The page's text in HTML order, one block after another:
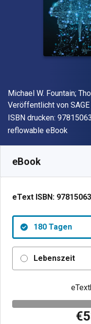
Autor(en)
Michael W. Fountain;
Verleger
Veröffentlicht von
ISBN drucken:
Format
reflowable eBook
eBook
eText ISBN:
180 Tagen
Lebenszeit